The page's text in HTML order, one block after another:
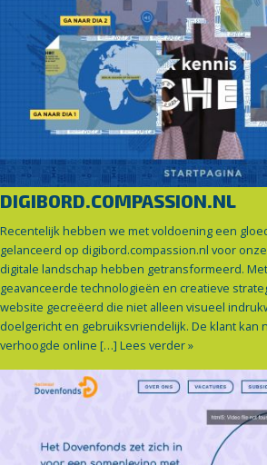
DIGIBORD.COMPASSION.NL
Recentelijk hebben we met voldoening een
gelanceerd op digibord.compassion.nl voor
digitale landschap hebben getransformeerd.
geavanceerde technologieën en creatieve
website gecreëerd die niet alleen visueel
doelgericht en gebruiksvriendelijk. De klant kan
verhoogde online […] Lees verder »